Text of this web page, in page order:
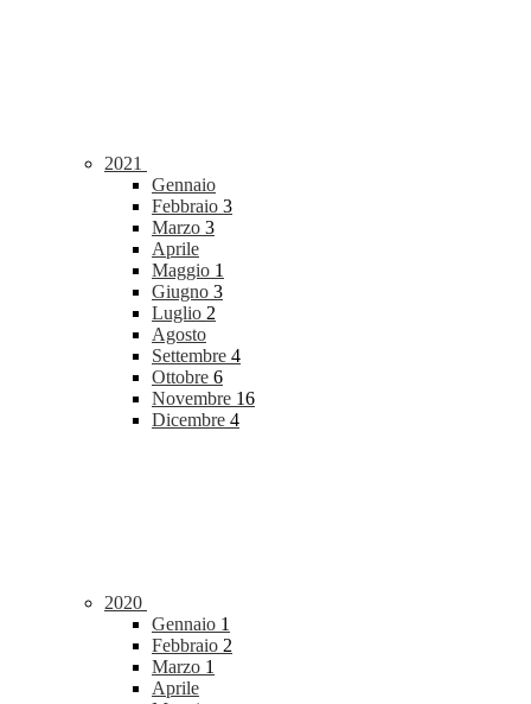
2021
Gennaio
Febbraio 3
Marzo 3
Aprile
Maggio 1
Giugno 3
Luglio 2
Agosto
Settembre 4
Ottobre 6
Novembre 16
Dicembre 4
2020
Gennaio 1
Febbraio 2
Marzo 1
Aprile